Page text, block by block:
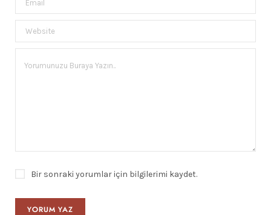
Bir sonraki yorumlar için bilgilerimi kaydet.